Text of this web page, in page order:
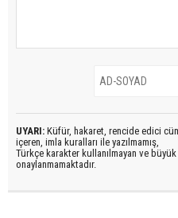
UYARI: Küfür, hakaret, rencide edici
içeren, imla kuralları ile yazılmamış,
Türkçe karakter kullanılmayan ve
onaylanmamaktadır.